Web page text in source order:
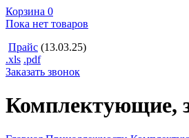
Корзина 0
Пока нет товаров
Прайс (13.03.25)
.xls .pdf
Заказать звонок
Комплектующие,